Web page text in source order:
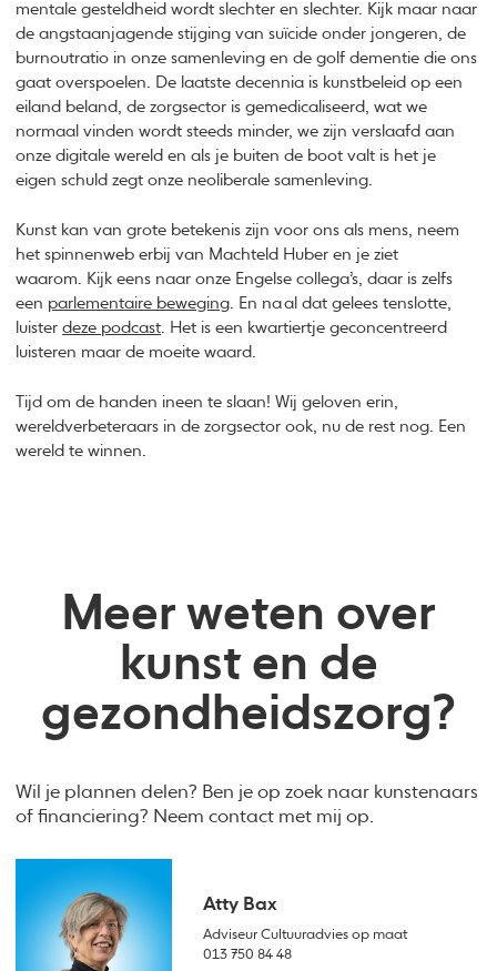
mentale gesteldheid wordt slechter en slechter. Kijk maar naar
de angstaanjagende stijging van suïcide onder jongeren, de
burnoutratio in onze samenleving en de golf dementie die ons
gaat overspoelen. De laatste decennia is kunstbeleid op een
eiland beland, de zorgsector is gemedicaliseerd, wat we
normaal vinden wordt steeds minder, we zijn verslaafd aan
onze digitale wereld en als je buiten de boot valt is het je
eigen schuld zegt onze neoliberale samenleving.
Kunst kan van grote betekenis zijn voor ons als mens, neem
het spinnenweb erbij van Machteld Huber en je ziet
waarom. Kijk eens naar onze Engelse collega’s, daar is zelfs
een parlementaire beweging . En na al dat gelees tenslotte,
luisterdeze podcast . Het is een kwartiertje geconcentreerd
luisteren maar de moeite waard.
Tijd om de handen ineen te slaan! Wij geloven erin,
wereldverbeteraars in de zorgsector ook, nu de rest nog. Een
wereld te winnen.
Meer weten over
kunst en de
gezondheidszorg?
Wil je plannen delen? Ben je op zoek naar kunstenaars
of financiering? Neem contact met mij op.
Atty Bax
Adviseur Cultuuradvies op maat
013 750 84 48